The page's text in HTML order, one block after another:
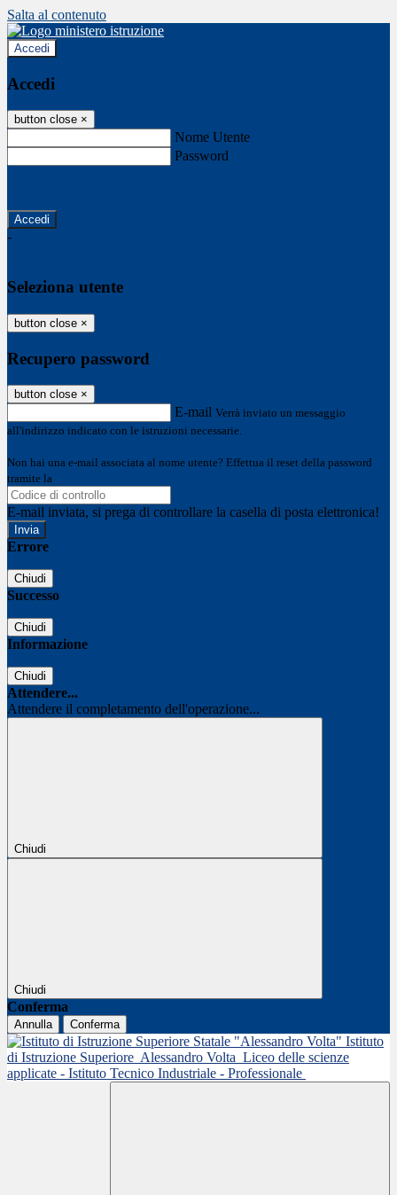
Salta al contenuto
Accedi
Accedi
button close ×
Nome Utente
Password
-
Seleziona utente
button close ×
Recupero password
button close ×
E-mail Verrà inviato un messaggio
all'indirizzo indicato con le istruzioni necessarie.
Non hai una e-mail associata al nome utente? Effettua il reset della password
tramite la
E-mail inviata, si prega di controllare la casella di posta elettronica!
Errore
Chiudi
Successo
Chiudi
Informazione
Chiudi
Attendere...
Attendere il completamento dell'operazione...
Chiudi
Chiudi
Conferma
Annulla Conferma
Istituto
di Istruzione Superiore Alessandro Volta Liceo delle scienze
applicate - Istituto Tecnico Industriale - Professionale